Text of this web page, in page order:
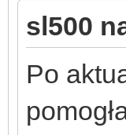
sl500
Po